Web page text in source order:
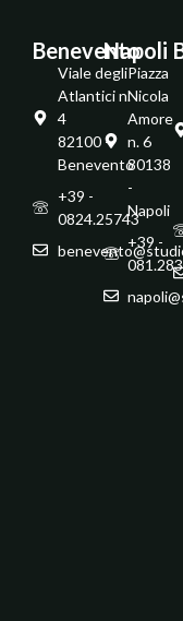
Benevento
Viale degli
Atlantici n.
4
82100 -
Benevento
+39 -
0824.25743
Napoli
Piazza
Nicola
Amore
n. 6
80138
-
Napoli
+39 -